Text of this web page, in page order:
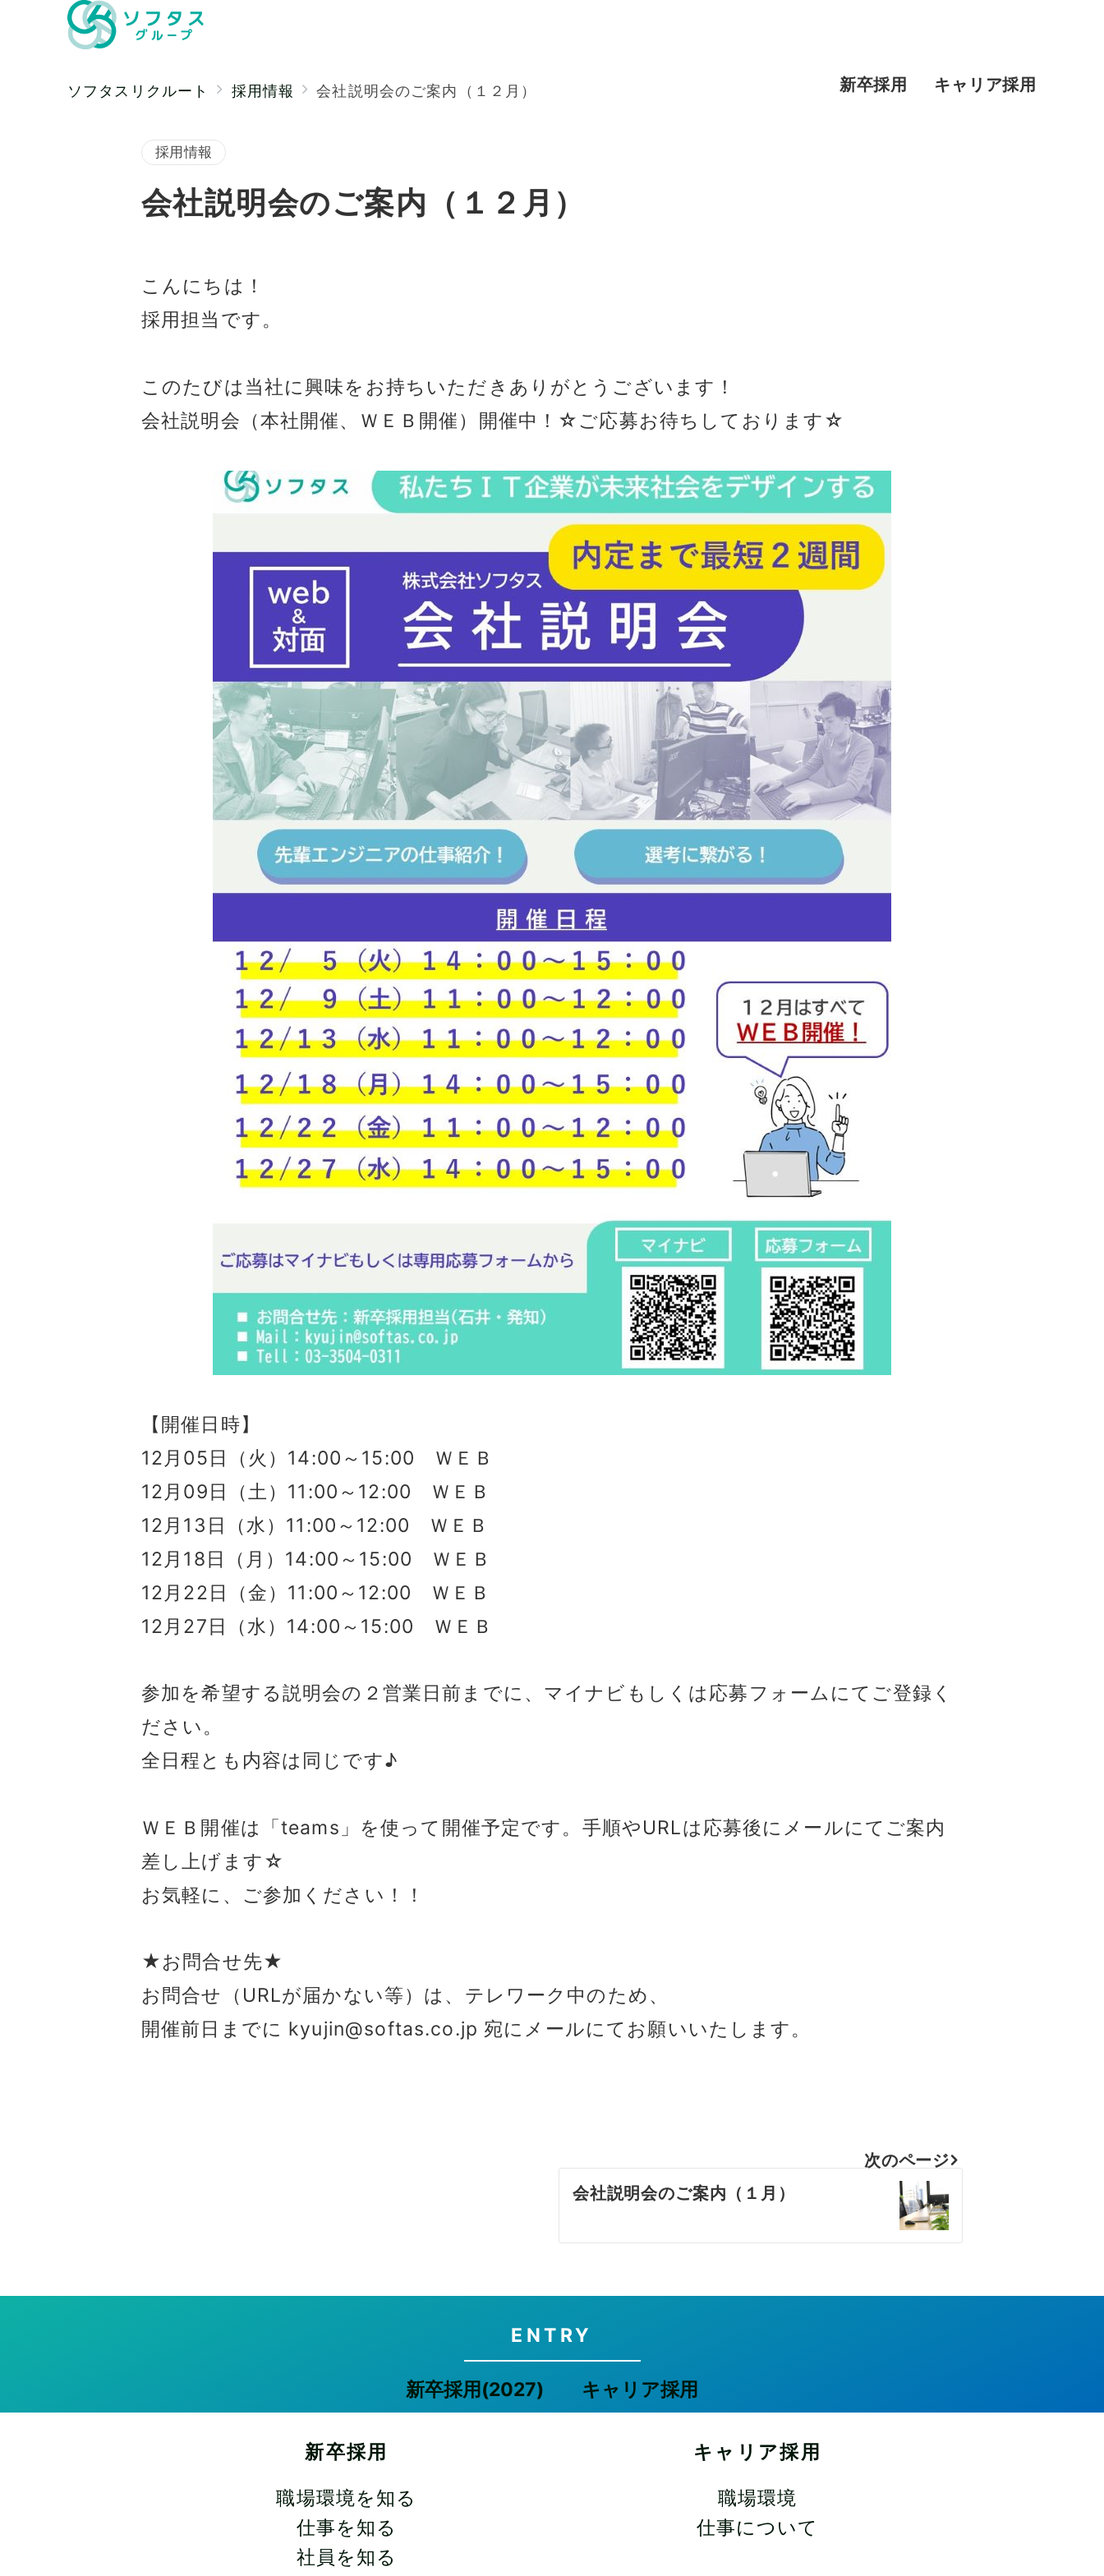
新卒採用 キャリア採用
ソフタスリクルート 採用情報 会社説明会のご案内（１２月）
採用情報
会社説明会のご案内（１２月）
こんにちは！
採用担当です。
このたびは当社に興味をお持ちいただきありがとうございます！
会社説明会（本社開催、ＷＥＢ開催）開催中！☆ご応募お待ちしております☆
【開催日時】
12月05日（火）14:00～15:00 ＷＥＢ
12月09日（土）11:00～12:00 ＷＥＢ
12月13日（水）11:00～12:00 ＷＥＢ
12月18日（月）14:00～15:00 ＷＥＢ
12月22日（金）11:00～12:00 ＷＥＢ
12月27日（水）14:00～15:00 ＷＥＢ
参加を希望する説明会の２営業日前までに、マイナビもしくは応募フォームにてご登録く
ださい。
全日程とも内容は同じです♪
ＷＥＢ開催は「teams」を使って開催予定です。手順やURLは応募後にメールにてご案内
差し上げます☆
お気軽に、ご参加ください！！
★お問合せ先★
お問合せ（URLが届かない等）は、テレワーク中のため、
開催前日までに kyujin@softas.co.jp 宛にメールにてお願いいたします。
次のページ
会社説明会のご案内（１月）
ENTRY
新卒採用(2027) キャリア採用
新卒採用
職場環境を知る
仕事を知る
社員を知る
キャリア採用
職場環境
仕事について